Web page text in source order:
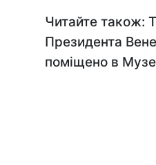
Читайте також:
Президента
поміщено в